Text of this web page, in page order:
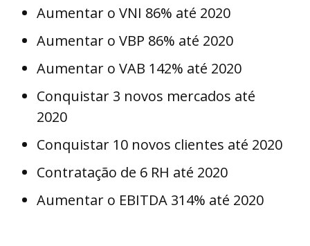
Aumentar o VNI 86% até 2020
Aumentar o VBP 86% até 2020
Aumentar o VAB 142% até 2020
Conquistar 3 novos mercados até
2020
Conquistar 10 novos clientes até 2020
Contratação de 6 RH até 2020
Aumentar o EBITDA 314% até 2020